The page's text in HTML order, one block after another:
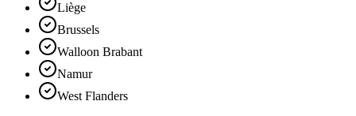
Liège
Brussels
Walloon Brabant
Namur
West Flanders